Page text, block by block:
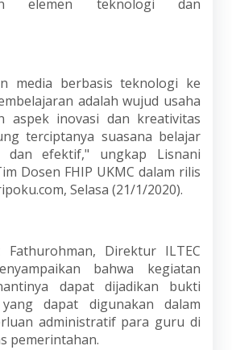
elemen teknologi dan
media berbasis teknologi ke
adalah wujud usaha
aspek inovasi dan kreativitas
terciptanya suasana belajar
dan efektif," ungkap Lisnani
Dosen FHIP UKMC dalam rilis
Selasa (21/1/2020).
Direktur ILTEC
bahwa kegiatan
dapat dijadikan bukti
dapat digunakan dalam
administratif para guru di
pemerintahan.